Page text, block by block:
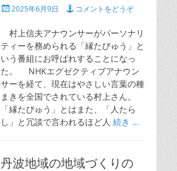
投 2025年6月9日 コメントをどうぞ
村上信夫アナウンサーがパーソナリ
ティーを務められる「縁たびゅう」と
いう番組にお呼ばれすることになっ
た。 NHKエグゼクティブアナウン
サーを経て、現在はやさしい言葉の種
まきを全国でされている村上さん。
「縁たびゅう」とはまた、「人たら
し」と冗談で言われるほど人 続き …
丹波地域の地域づくりの